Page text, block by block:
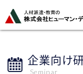
企業向け
Seminar
ジ
ト